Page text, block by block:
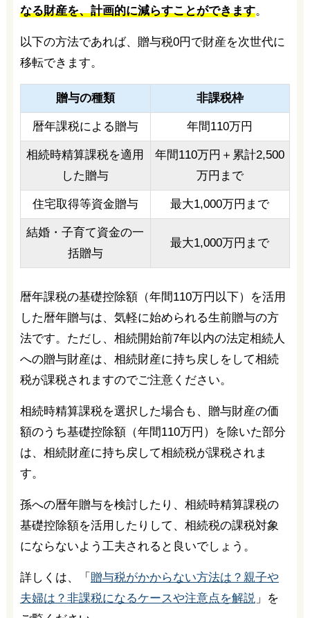
なる財産を、計画的に減らすことができます。
以下の方法であれば、贈与税0円で財産を次世代に
移転できます。
贈与の種類 非課税枠
暦年課税による贈与 年間110万円
相続時精算課税を適用
した贈与
年間110万円＋累計2,500
万円まで
住宅取得等資金贈与 最大1,000万円まで
結婚・子育て資金の一
括贈与
最大1,000万円まで
暦年課税の基礎控除額（年間110万円以下）を活用
した暦年贈与は、気軽に始められる生前贈与の方
法です。ただし、相続開始前7年以内の法定相続人
への贈与財産は、相続財産に持ち戻しをして相続
税が課税されますのでご注意ください。
相続時精算課税を選択した場合も、贈与財産の価
額のうち基礎控除額（年間110万円）を除いた部分
は、相続財産に持ち戻して相続税が課税されま
す。
孫への暦年贈与を検討したり、相続時精算課税の
基礎控除額を活用したりして、相続税の課税対象
にならないよう工夫されると良いでしょう。
詳しくは、「 贈与税がかからない方法は？親子や
夫婦は？非課税になるケースや注意点を解説」を